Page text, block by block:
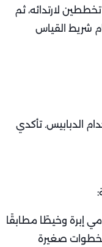
لارتدائه، ثم
شريط القياس
الدبابيس. تأكدي
إبرة وخيطًا مطابقًا
صغيرة